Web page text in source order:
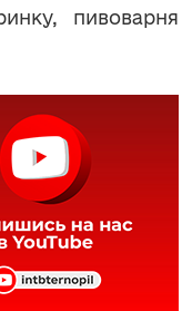
пивоварня